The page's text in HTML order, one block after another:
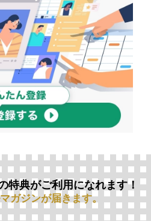
特典がご利用になれます！
ガジンが届きます。